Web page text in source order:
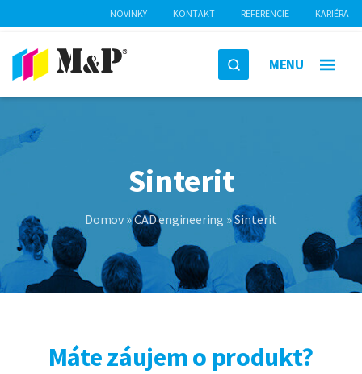
NOVINKY KONTAKT REFERENCIE KARIÉRA
MENU
Sinterit
Domov »CAD engineering »Sinterit
Máte záujem o produkt?